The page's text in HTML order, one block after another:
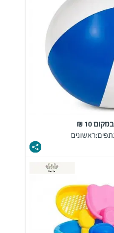
ראשונים